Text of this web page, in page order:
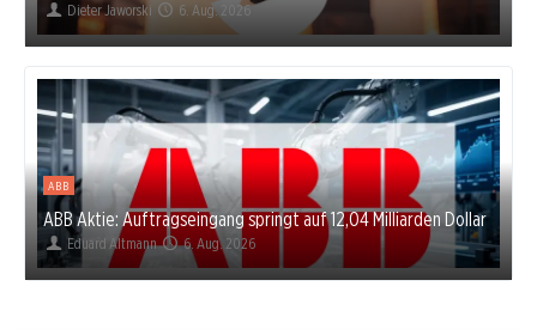
Dieter Jaworski 6. Aug. 2026
ABB
ABB Aktie: Auftragseingang springt auf 12,04 Milliarden Dollar
Eduard Altmann 6. Aug. 2026